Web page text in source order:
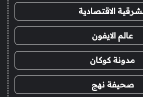
الاقتصادية
عالم الايفون
مدونة كوكان
صحيفة نهج